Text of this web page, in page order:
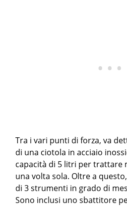
Tra i vari punti di forza, va
di una ciotola in acciaio
capacità di 5 litri per trattare
una volta sola. Oltre a
di 3 strumenti in grado di
Sono inclusi uno sbattitore